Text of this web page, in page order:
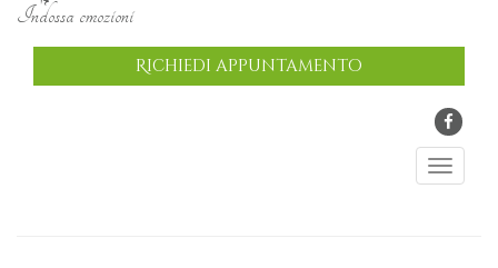
Indossa emozioni
Richiedi appuntamento